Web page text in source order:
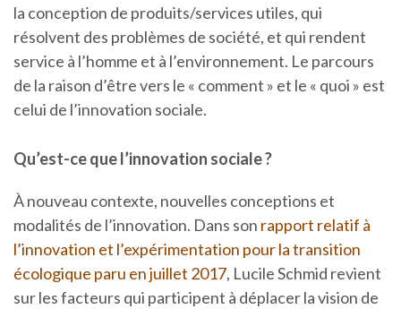
la conception de produits/services utiles, qui
résolvent des problèmes de société, et qui rendent
service à l’homme et à l’environnement. Le parcours
de la raison d’être vers le « comment » et le « quoi » est
celui de l’innovation sociale.
Qu’est-ce que l’innovation sociale ?
À nouveau contexte, nouvelles conceptions et
modalités de l’innovation. Dans son rapport relatif à
l’innovation et l’expérimentation pour la transition
écologique paru en juillet 2017, Lucile Schmid revient
sur les facteurs qui participent à déplacer la vision de